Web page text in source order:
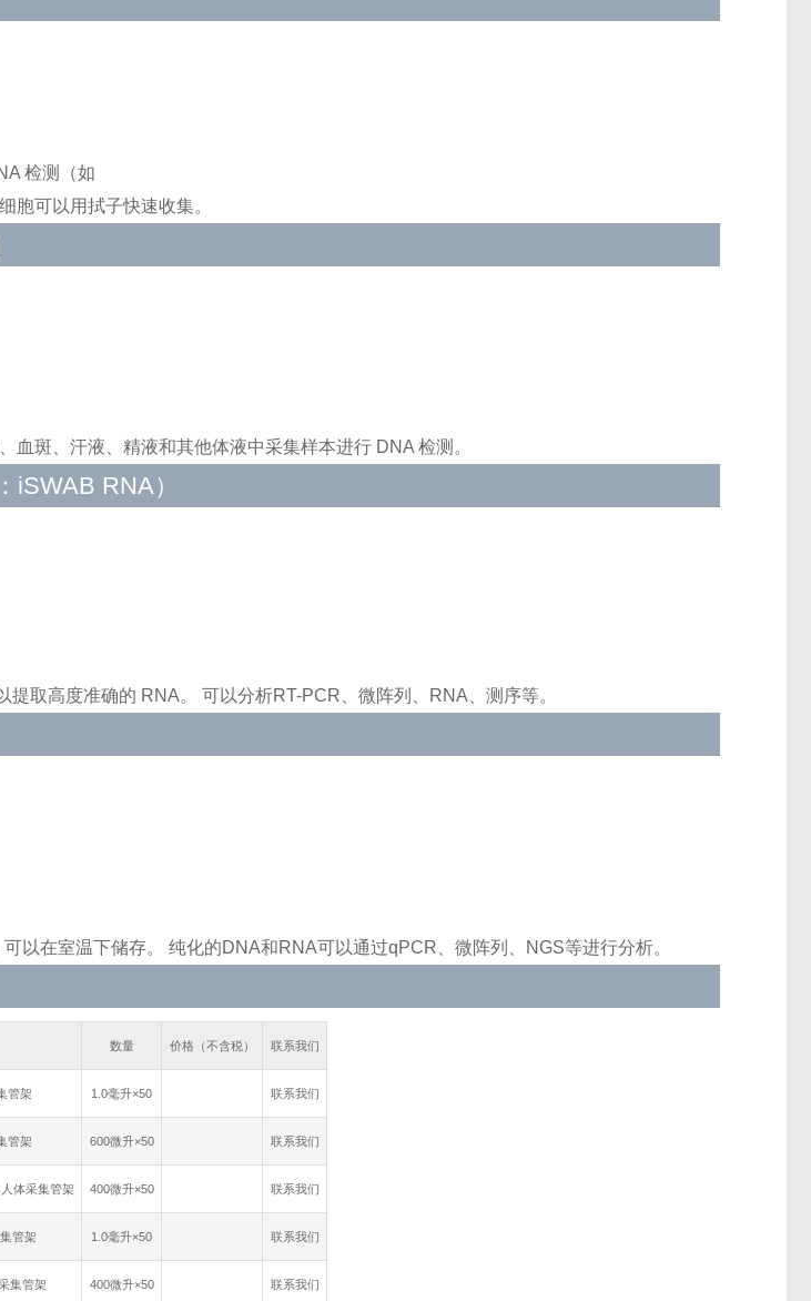
检测（如
胞可以用拭子快速收集。
血斑、汗液、精液和其他体液中采集样本进行 DNA 检测。
iSWAB RNA）
提取高度准确的 RNA。 可以分析RT-PCR、微阵列、RNA、测序等。
以在室温下储存。 纯化的DNA和RNA可以通过qPCR、微阵列、NGS等进行分析。
数量 价格（不含税） 联系我们
管架 1.0毫升×50 联系我们
管架 600微升×50 联系我们
体采集管架 400微升×50 联系我们
管架 1.0毫升×50 联系我们
集管架 400微升×50 联系我们